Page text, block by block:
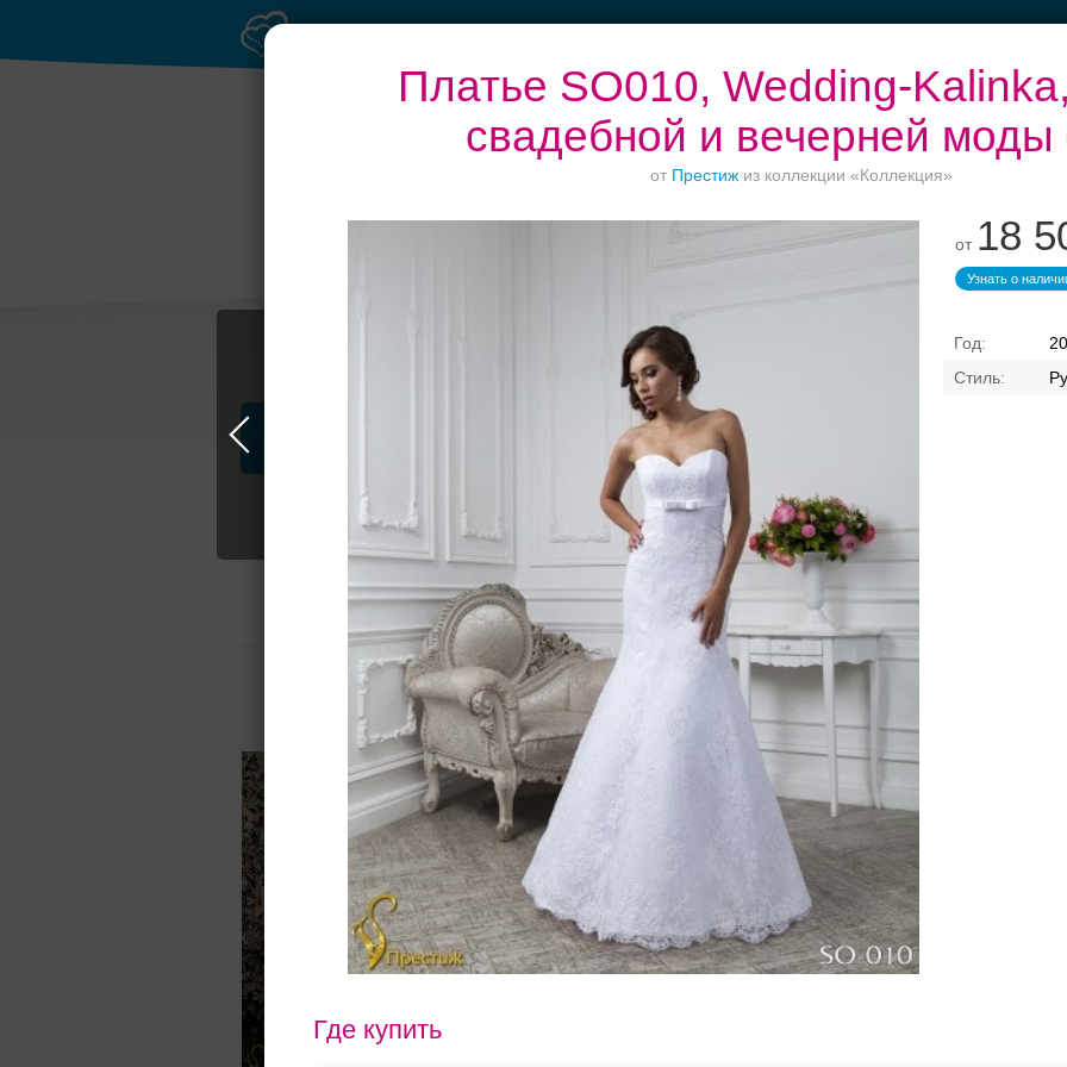
Платье SO010, Wedding-
свадебной и вечерней моды
от Престиж из коллекции «Коллекция»
от 18
Узнать о
Где купить
городом
Свадебные платья
Wedding-Kalinka, cалон свадебной и
моды — платья бренд Престиж
Вечерние платья Аксессуары О салоне Отзывы(4)
Для вас найдено 14 платьев